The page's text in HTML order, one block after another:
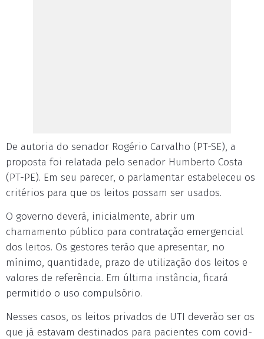
De autoria do senador Rogério Carvalho (PT-SE), a
proposta foi relatada pelo senador Humberto Costa
(PT-PE). Em seu parecer, o parlamentar estabeleceu os
critérios para que os leitos possam ser usados.
O governo deverá, inicialmente, abrir um
chamamento público para contratação emergencial
dos leitos. Os gestores terão que apresentar, no
mínimo, quantidade, prazo de utilização dos leitos e
valores de referência. Em última instância, ficará
permitido o uso compulsório.
Nesses casos, os leitos privados de UTI deverão ser os
que já estavam destinados para pacientes com covid-